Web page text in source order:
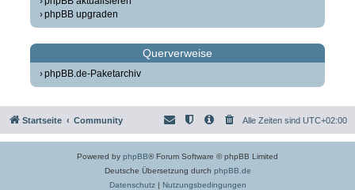
phpBB upgraden
Querverweise
phpBB.de-Paketarchiv
Startseite Community Alle Zeiten sind UTC+02:00
Powered by phpBB® Forum Software © phpBB Limited
Deutsche Übersetzung durch phpBB.de
Datenschutz| Nutzungsbedingungen